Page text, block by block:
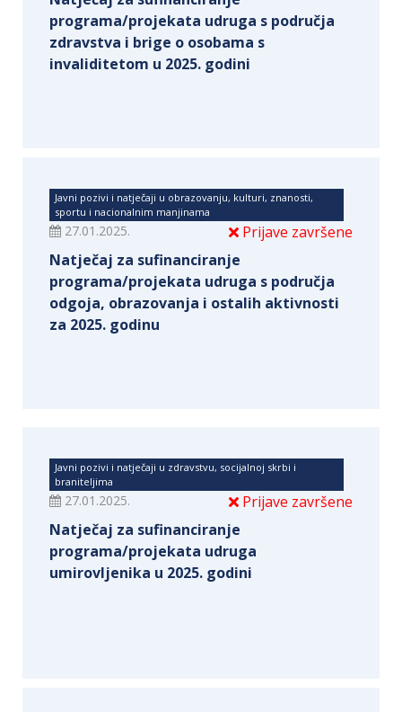
programa/projekata udruga s područja
zdravstva i brige o osobama s
invaliditetom u 2025. godini
Javni pozivi i natječaji u obrazovanju, kulturi, znanosti,
sportu i nacionalnim manjinama
Prijave završene
27.01.2025.
Natječaj za sufinanciranje
programa/projekata udruga s područja
odgoja, obrazovanja i ostalih aktivnosti
za 2025. godinu
Javni pozivi i natječaji u zdravstvu, socijalnoj skrbi i
braniteljima
Prijave završene
27.01.2025.
Natječaj za sufinanciranje
programa/projekata udruga
umirovljenika u 2025. godini